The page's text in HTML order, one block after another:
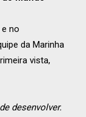
no
da Marinha
vista,
desenvolver.